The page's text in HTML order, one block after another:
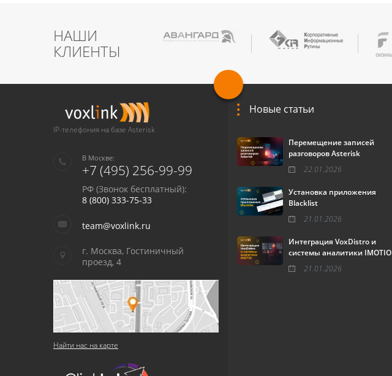
НАШИ
КЛИЕНТЫ
IP-телефония на базе Asterisk
В Москве:
+7 (495) 256-99-99
РФ (Звонок бесплатный):
8 (800) 333-75-33
team@voxlink.ru
г. Москва, Гостиничный
проезд, 4
Найти нас на карте
Новые статьи
Перемещение записей
разговоров Asterisk
22.01.2026
Установка приложения
Blacklist
21.01.2026
Интеграция VoxDistro и
системы аналитики IMOTIO
21.01.2026